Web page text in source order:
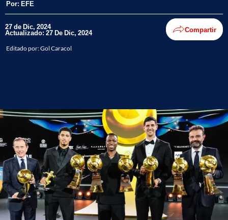
Por: EFE
27 de Dic, 2024
Actualizado: 27 De Dic, 2024 Compartir
Editado por:Gol Caracol